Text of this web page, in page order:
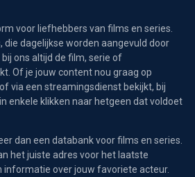
voor liefhebbers van films en series.
die dagelijkse worden aangevuld door
ons altijd de film, serie of
Of je jouw content nou graag op
via een streamingsdienst bekijkt, bij
enkele klikken naar hetgeen dat voldoet
dan een databank voor films en series.
het juiste adres voor het laatste
informatie over jouw favoriete acteur.